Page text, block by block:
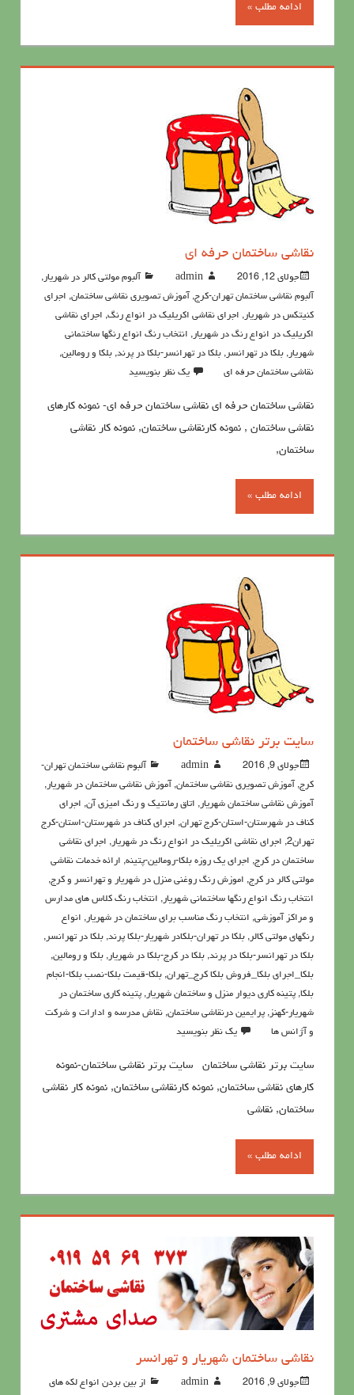
ادامه مطلب »
نقاشي ساختمان حرفه ای
جولای 12, 2016 admin آلبوم مولتی کالر در شهریار ,
آلبوم نقاشی ساختمان تهران-کرج, آموزش تصویری نقاشی ساختمان, اجرای
کنیتکس در شهریار , اجرای نقاشی اکریلیک در انواع رنگ, اجرای نقاشی
اکریلیک در انواع رنگ در شهریار , انتخاب رنگ انواع رنگها ساختمانی
شهریار , بلکا در تهرانسر , بلکا در تهرانسر-بلکا در پرند, بلکا و رومالین,
نقاشي ساختمان حرفه اي
یک نظر بنویسید
نقاشي ساختمان حرفه اي نقاشي ساختمان حرفه ای- نمونه کارهای
نقاشی ساختمان , نمونه کارنقاشی ساختمان, نمونه کار نقاشی
ساختمان,
ادامه مطلب »
سايت برتر نقاشی ساختمان
جولای 9, 2016 admin
آلبوم نقاشی ساختمان تهران-
کرج, آموزش تصویری نقاشی ساختمان, آموزش نقاشی ساختمان در شهریار,
آموزش نقاشی ساختمان شهریار, اتاق رمانتیک و رنگ امیزی آن, اجرای
کناف در شهرستان-استان-کرج تهران, اجرای کناف در شهرستان-استان-کرج
تهران2 , اجرای نقاشی اکریلیک در انواع رنگ در شهریار, اجرای نقاشی
ساختمان در کرج, اجرای یک روزه بلکا-رومالین-پتینه, ارائه خدمات نقاشی
مولتی کالر در کرج, اموزش رنگ روغنی منزل در شهریار و تهرانسر و کرج,
انتخاب رنگ انواع رنگها ساختمانی شهریار, انتخاب رنگ کلاس های مدارس
و مراکز آموزشی, انتخاب رنگ مناسب برای ساختمان در شهریار, انواع
رنگهای مولتی کالر, بلکا در تهران-بلکادر شهریار-بلکا پرند, بلکا در تهرانسر,
بلکا در تهرانسر-بلکا در پرند, بلکا در کرج-بلکا در شهریار, بلکا و رومالین,
بلکا_اجرای بلکا_فروش بلکا کرج_تهران, بلکا-قیمت بلکا-نصب بلکا-انجام
بلکا, پتينه کاري ديوار منزل و ساختمان شهریار, پتینه کاری ساختمان در
شهریار-کهنز, پرايمين درنقاشي ساختمان, نقاش مدرسه و ادارات و شرکت
و آژانس ها
یک نظر بنویسید
سايت برتر نقاشی ساختمان سايت برتر نقاشی ساختمان-نمونه
کارهای نقاشی ساختمان, نمونه کارنقاشی ساختمان, نمونه کار نقاشی
ساختمان, نقاشی
ادامه مطلب »
نقاشی ساختمان شهریار و تهرانسر
جولای 9, 2016 admin از بین بردن انواع لکه های